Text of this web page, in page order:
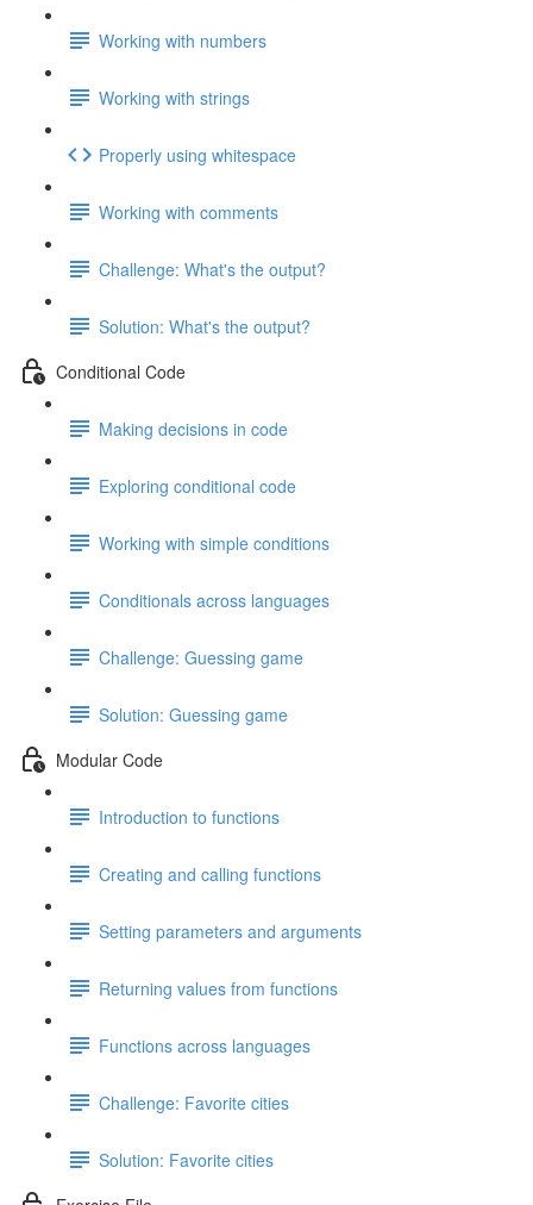
Working with numbers
Working with strings
Properly using whitespace
Working with comments
Challenge: What's the output?
Solution: What's the output?
Conditional Code
Making decisions in code
Exploring conditional code
Working with simple conditions
Conditionals across languages
Challenge: Guessing game
Solution: Guessing game
Modular Code
Introduction to functions
Creating and calling functions
Setting parameters and arguments
Returning values from functions
Functions across languages
Challenge: Favorite cities
Solution: Favorite cities